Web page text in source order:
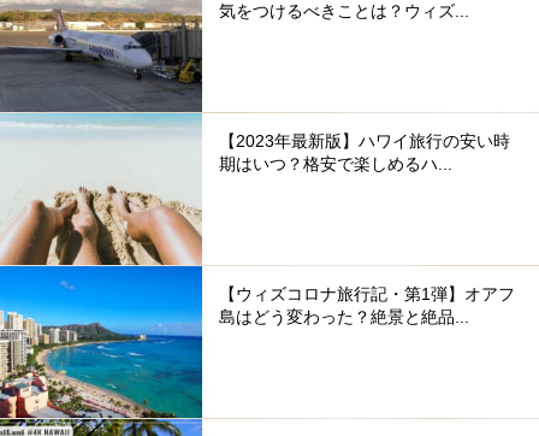
気をつけるべきことは？ウィズ...
【2023年最新版】ハワイ旅行の安い時
期はいつ？格安で楽しめるハ...
【ウィズコロナ旅行記・第1弾】オアフ
島はどう変わった？絶景と絶品...